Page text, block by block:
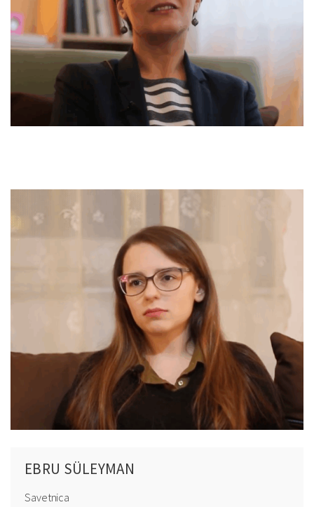
EBRU SÜLEYMAN
Savetnica